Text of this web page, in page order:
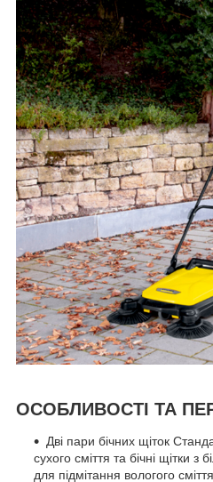
ОСОБЛИВОСТІ ТА
Дві пари бічних щіток
сухого сміття та бічні щітки
для підмітання вологого сміття.